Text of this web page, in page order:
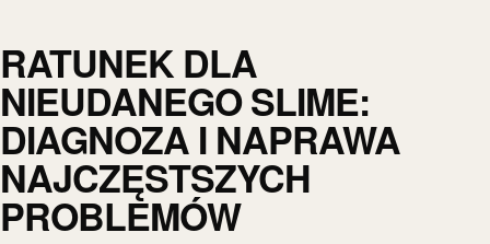
RATUNEK DLA
NIEUDANEGO SLIME:
DIAGNOZA I NAPRAWA
NAJCZĘSTSZYCH
PROBLEMÓW